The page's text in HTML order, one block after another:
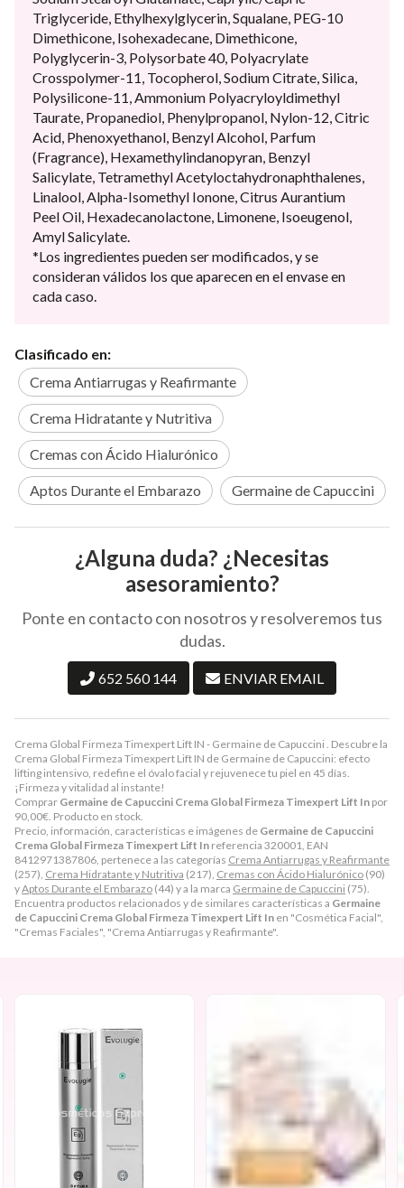
Crema Global Firmeza Timexpert Lift IN - Germaine de Capuccini . Descubre la
Crema Global Firmeza Timexpert Lift IN de Germaine de Capuccini: efecto
lifting intensivo, redefine el óvalo facial y rejuvenece tu piel en 45 días.
¡Firmeza y vitalidad al instante!
Comprar Germaine de Capuccini Crema Global Firmeza Timexpert Lift In por
90,00€ . Producto en stock.
Precio, información, características e imágenes de Germaine de Capuccini
Crema Global Firmeza Timexpert Lift In referencia 320001, EAN
8412971387806, pertenece a las categorías Crema Antiarrugas y Reafirmante
(257), Crema Hidratante y Nutritiva (217), Cremas con Ácido Hialurónico (90)
yAptos Durante el Embarazo (44) y a la marca Germaine de Capuccini (75).
Encuentra productos relacionados y de similares características a Germaine
de Capuccini Crema Global Firmeza Timexpert Lift In en "Cosmética Facial",
"Cremas Faciales", "Crema Antiarrugas y Reafirmante".
Triglyceride, Ethylhexylglycerin, Squalane, PEG-10
Dimethicone, Isohexadecane, Dimethicone,
Polyglycerin-3, Polysorbate 40, Polyacrylate
Crosspolymer-11, Tocopherol, Sodium Citrate, Silica,
Polysilicone-11, Ammonium Polyacryloyldimethyl
Taurate, Propanediol, Phenylpropanol, Nylon-12, Citric
Acid, Phenoxyethanol, Benzyl Alcohol, Parfum
(Fragrance), Hexamethylindanopyran, Benzyl
Salicylate, Tetramethyl Acetyloctahydronaphthalenes,
Linalool, Alpha-Isomethyl Ionone, Citrus Aurantium
Peel Oil, Hexadecanolactone, Limonene, Isoeugenol,
Amyl Salicylate.
*Los ingredientes pueden ser modificados, y se
consideran válidos los que aparecen en el envase en
cada caso.
Clasificado en:
Crema Antiarrugas y Reafirmante
Crema Hidratante y Nutritiva
Cremas con Ácido Hialurónico
Aptos Durante el Embarazo Germaine de Capuccini
¿Alguna duda? ¿Necesitas
asesoramiento?
Ponte en contacto con nosotros y resolveremos tus
dudas.
652 560 144 ENVIAR EMAIL